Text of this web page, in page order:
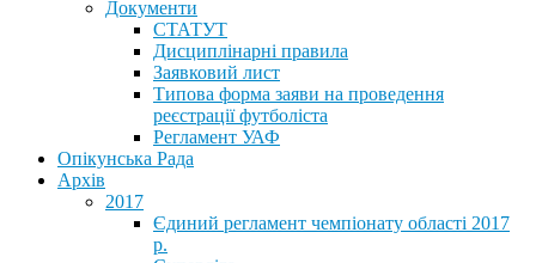
Документи
СТАТУТ
Дисциплінарні правила
Заявковий лист
Типова форма заяви на проведення
реєстрації футболіста
Регламент УАФ
Опікунська Рада
Архів
2017
Єдиний регламент чемпіонату області 2017
р.